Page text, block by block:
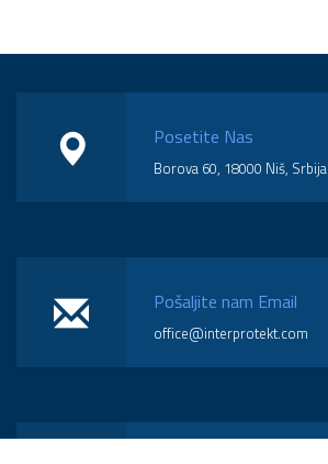
Posetite Nas
Borova 60, 18000 Niš, Srbija
Pošaljite nam Email
office@interprotekt.com